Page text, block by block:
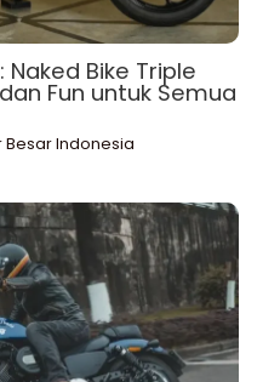
Bike Triple
Fun untuk Semua
Besar Indonesia